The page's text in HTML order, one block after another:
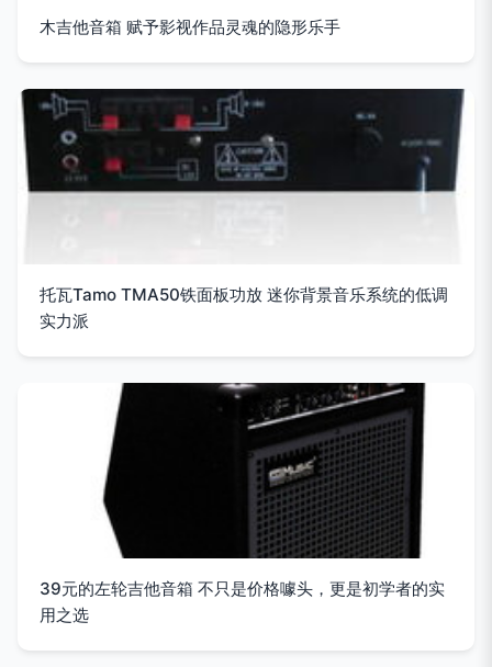
木吉他音箱 赋予影视作品灵魂的隐形乐手
托瓦Tamo TMA50铁面板功放 迷你背景音乐系统的低调
实力派
39元的左轮吉他音箱 不只是价格噱头，更是初学者的实
用之选